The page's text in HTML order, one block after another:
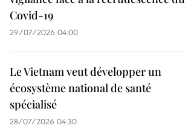
Covid-19
29/07/2026 04:00
Le Vietnam veut développer un
écosystème national de santé
spécialisé
28/07/2026 04:30